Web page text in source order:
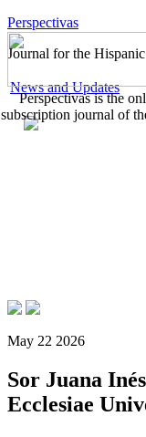
Perspectivas
Journal for the
News and Updates
Perspectivas is the
subscription journal of
May 22 2026
Sor Juana
Ecclesiae